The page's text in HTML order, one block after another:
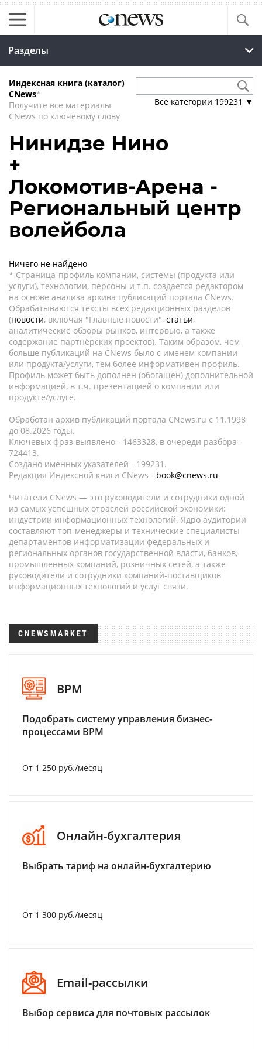
Разделы
Индексная книга (каталог)
CNews*
Получите все материалы
CNews по ключевому слову
Все категории 199231 ▼
Нинидзе Нино
+
Локомотив-Арена -
Региональный центр
волейбола
Ничего не найдено
* Страница-профиль компании, системы (продукта или
услуги), технологии, персоны и т.п. создается редактором
на основе анализа архива публикаций портала CNews.
Обрабатываются тексты всех редакционных разделов
(новости, включая "Главные новости", статьи,
аналитические обзоры рынков, интервью, а также
содержание партнёрских проектов). Таким образом, чем
больше публикаций на CNews было с именем компании
или продукта/услуги, тем более информативен профиль.
Профиль может быть дополнен (обогащен) дополнительной
информацией, в т.ч. презентацией о компании или
продукте/услуге.
Обработан архив публикаций портала CNews.ru c 11.1998
до 08.2026 годы.
Ключевых фраз выявлено - 1463328, в очереди разбора -
724413.
Создано именных указателей - 199231.
Редакция Индексной книги CNews - book@cnews.ru
Читатели CNews — это руководители и сотрудники одной
из самых успешных отраслей российской экономики:
индустрии информационных технологий. Ядро аудитории
составляют топ-менеджеры и технические специалисты
департаментов информатизации федеральных и
региональных органов государственной власти, банков,
промышленных компаний, розничных сетей, а также
руководители и сотрудники компаний-поставщиков
информационных технологий и услуг связи.
CNEWSMARKET
BPM
Подобрать систему управления бизнес-
процессами BPM
От 1 250 руб./месяц
Онлайн-бухгалтерия
Выбрать тариф на онлайн-бухгалтерию
От 1 300 руб./месяц
Email-рассылки
Выбор сервиса для почтовых рассылок